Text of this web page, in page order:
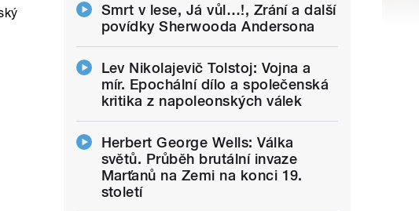
Smrt v lese, Já vůl…!, Zrání a další
povídky Sherwooda Andersona
Lev Nikolajevič Tolstoj: Vojna a
mír. Epochální dílo a společenská
kritika z napoleonských válek
Herbert George Wells: Válka
světů. Průběh brutální invaze
Marťanů na Zemi na konci 19.
století